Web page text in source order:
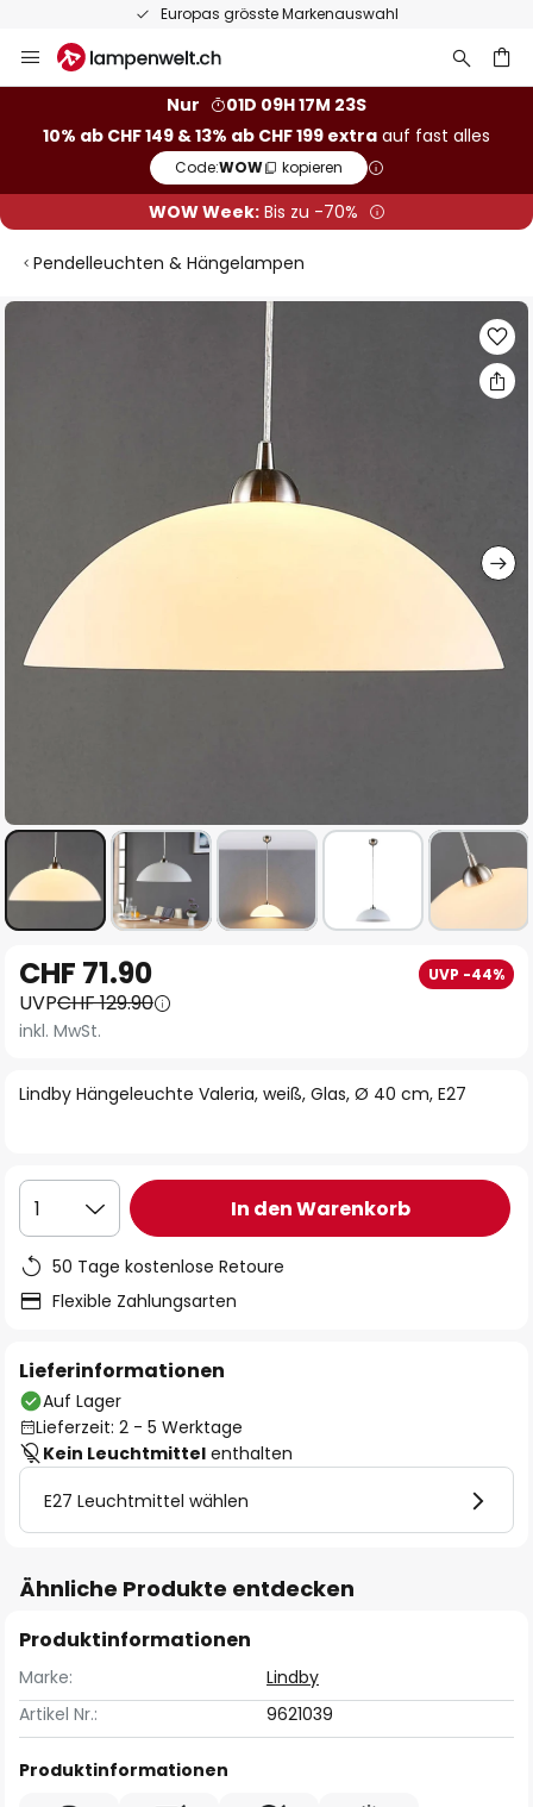
Europas grösste Markenauswahl
Inhalt
Nur
01D 09H 17M 23S
10% ab CHF 149 & 13% ab CHF 199 extra auf fast alles
Code:WOW kopieren
WOW Week:Bis zu -70%
Pendelleuchten & Hängelampen
Zum
Anfang
der
Bildgalerie
Lindby Hängeleuchte Valeria, weiß, Glas, Ø 40 cm, E27
CHF 71.90 UVP -44%
UVPCHF 129.90
inkl. MwSt.
1 In den Warenkorb
50 Tage kostenlose Retoure
Flexible Zahlungsarten
Lieferinformationen
Auf Lager
Lieferzeit: 2 - 5 Werktage
Kein Leuchtmittel enthalten
E27 Leuchtmittel wählen
Ähnliche Produkte entdecken
Produktinformationen
Marke:
Lindby
Artikel Nr.:
9621039
Produktinformationen